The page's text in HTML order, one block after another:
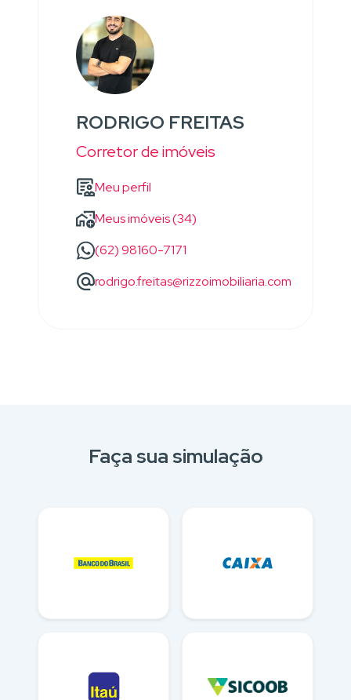
RODRIGO FREITAS
Corretor de imóveis
Meu perfil
Meus imóveis (34)
(62) 98160-7171
rodrigo.freitas@rizzoimobiliaria.com
Faça sua simulação